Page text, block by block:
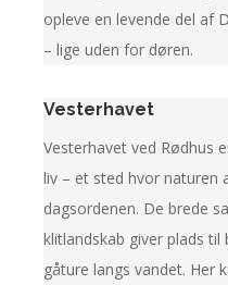
opleve en levende del af
– lige uden for døren.
Vesterhavet
Vesterhavet ved Rødhus
liv – et sted hvor naturen
dagsordenen. De brede
klitlandskab giver plads til
gåture langs vandet. Her